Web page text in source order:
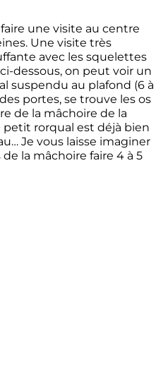
faire une visite au centre
Une visite très
avec les squelettes
dessous, on peut voir un
suspendu au plafond (6 à
portes, se trouve les os
de la mâchoire de la
petit rorqual est déjà bien
Je vous laisse imaginer
la mâchoire faire 4 à 5